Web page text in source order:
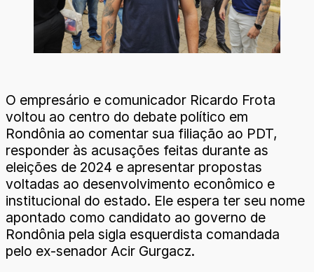
O empresário e comunicador Ricardo Frota
voltou ao centro do debate político em
Rondônia ao comentar sua filiação ao PDT,
responder às acusações feitas durante as
eleições de 2024 e apresentar propostas
voltadas ao desenvolvimento econômico e
institucional do estado. Ele espera ter seu nome
apontado como candidato ao governo de
Rondônia pela sigla esquerdista comandada
pelo ex-senador Acir Gurgacz.